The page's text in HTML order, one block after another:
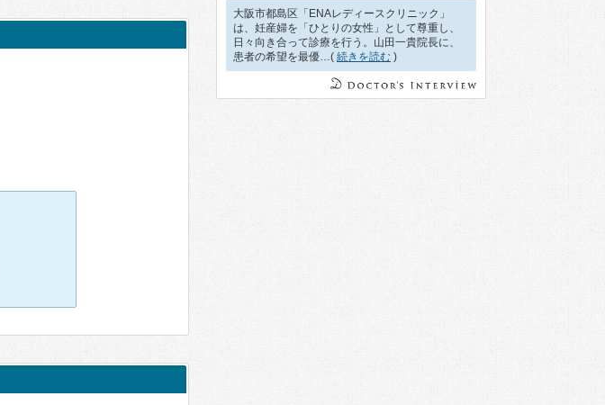
大阪市都島区「ENAレディースクリニック」
は、妊産婦を「ひとりの女性」として尊重し、
日々向き合って診療を行う。山田一貴院長に、
患者の希望を最優…( 続きを読む )